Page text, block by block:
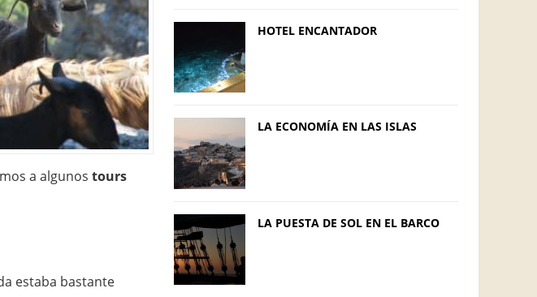
a algunos tours
estaba bastante
HOTEL ENCANTADOR
LA ECONOMÍA EN LAS ISLAS
LA PUESTA DE SOL EN EL BARCO